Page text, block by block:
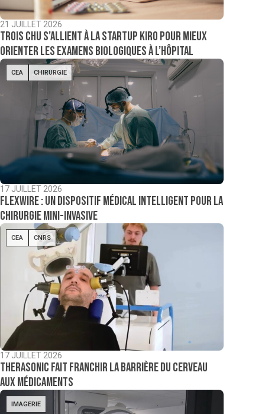
21 JUILLET 2026
Trois CHU s’allient à la startup Kiro pour mieux
orienter les examens biologiques à l’hôpital
CEA CHIRURGIE
17 JUILLET 2026
Flexwire : un dispositif médical intelligent pour la
chirurgie mini-invasive
CEA CNRS
17 JUILLET 2026
TheraSonic fait franchir la barrière du cerveau
aux médicaments
IMAGERIE